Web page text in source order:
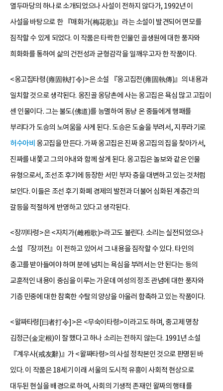
열두마당의 하나로 소개되었으나 사설이 전하지 않다가, 1992년 이
사설을 바탕으로 한 『매화가(梅花歌)』라는 소설이 발견되어 면모를
짐작할 수 있게 되었다. 이 작품은 타락한 인물인 골생원에 대한 풍자와
희화화를 통하여 삶의 건전성과 균형감각을 일깨우고자 한 작품이다.
<옹고집타령(雍固執打令)>은 소설 『옹고집전(雍固執傳)』의 내용과
일치할 것으로 생각된다. 옹진골 옹당촌에 사는 옹고집은 욕심 많고 고집이
센 인물이다. 그는 불도(佛道)를 능멸하여 동냥 온 중들에게 행패를
부리다가 도승의 노여움을 사게 된다. 도승은 도술을 부려서, 지푸라기로
허수아비 옹고집을 만든다. 가짜 옹고집은 진짜 옹고집의 집을 찾아가서,
진짜를 내쫓고 그의 아내와 함께 살게 된다. 옹고집은 놀보와 같은 인물
유형으로서, 조선조 후기에 등장한 서민 부자 층을 대변하고 있는 것처럼
보인다. 이들은 조선 후기 화폐 경제의 발전과 더불어 심화된 계층간의
갈등을 적절하게 반영하고 있다고 생각된다.
<장끼타령>은 <자치가(雌稚歌)>라고도 불린다. 소리는 실전되었으나
소설 『장끼전』이 전하고 있어서 그 내용을 짐작할 수 있다. 타인의
충고를 받아들여야 하며 분에 넘치는 욕심을 부려서는 안 된다는 등의
교훈적인 내용이 중심을 이루는 가운데 여성의 정조 관념에 대한 풍자와
기층 민중에 대한 참혹한 수탈의 양상을 아울러 함축하고 있는 작품이다.
<왈짜타령[曰者打令]>은 <무숙이타령>이라고도 하며, 중고제 명창
김정근(金定根)이 잘 했다고 하나 소리는 전하지 않는다. 1991년 소설
『계우사(戒友辭)』가 <왈짜타령>의 사설 정착본인 것으로 판명된 바
있다. 이 작품은 18세기 이래 서울의 도시적 유흥이 사회적 현상으로
대두된 현실을 배경으로 하여, 사회의 기생적 존재인 왈짜의 행태를